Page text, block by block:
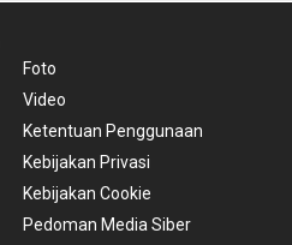
Foto
Video
Ketentuan Penggunaan
Kebijakan Privasi
Kebijakan Cookie
Pedoman Media Siber